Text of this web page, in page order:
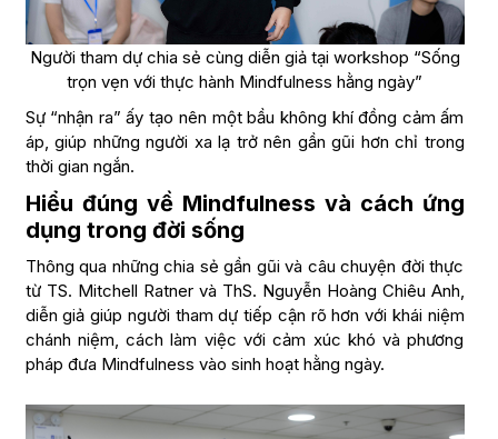
Người tham dự chia sẻ cùng diễn giả tại workshop “Sống
trọn vẹn với thực hành Mindfulness hằng ngày”
Sự “nhận ra” ấy tạo nên một bầu không khí đồng cảm ấm
áp, giúp những người xa lạ trở nên gần gũi hơn chỉ trong
thời gian ngắn.
Hiểu đúng về Mindfulness và cách ứng
dụng trong đời sống
Thông qua những chia sẻ gần gũi và câu chuyện đời thực
từ TS. Mitchell Ratner và ThS. Nguyễn Hoàng Chiêu Anh,
diễn giả giúp người tham dự tiếp cận rõ hơn với khái niệm
chánh niệm, cách làm việc với cảm xúc khó và phương
pháp đưa Mindfulness vào sinh hoạt hằng ngày.